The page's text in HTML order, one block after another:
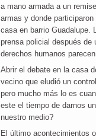
a mano armada a un
armas y donde
casa en barrio Guadalupe.
prensa policial después de
derechos humanos
Abrir el debate en la casa
vecino que eludió un
pero mucho más lo es
este el tiempo de darnos
nuestro medio?
El último acontecimientos